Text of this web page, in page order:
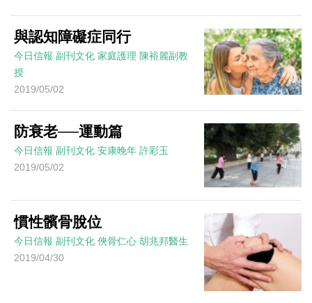
與認知障礙症同行
今日信報 副刊文化 家庭護理 陳裕麗副教
授
2019/05/02
防衰老──運動篇
今日信報 副刊文化 安康晚年 許彩玉
2019/05/02
慣性髕骨脫位
今日信報 副刊文化 俠骨仁心 胡兆邦醫生
2019/04/30